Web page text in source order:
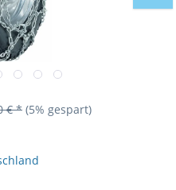
€ * (5% gespart)